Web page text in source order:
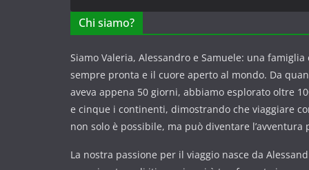
Chi siamo?
Siamo Valeria, Alessandro e Samuele: una famiglia
sempre pronta e il cuore aperto al mondo. Da
aveva appena 50 giorni, abbiamo esplorato oltre
e cinque i continenti, dimostrando che viaggiare
non solo è possibile, ma può diventare l’avventura
La nostra passione per il viaggio nasce da